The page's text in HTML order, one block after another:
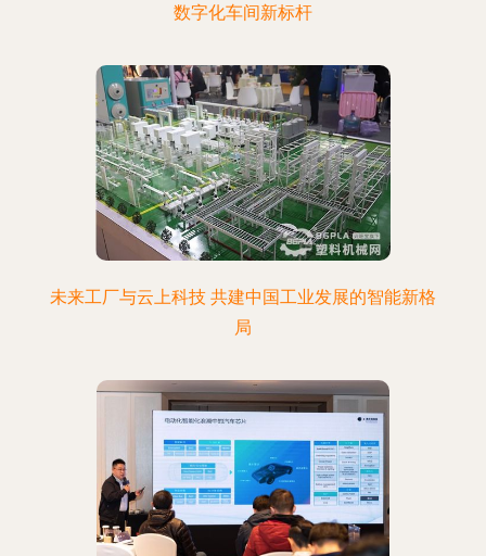
数字化车间新标杆
未来工厂与云上科技 共建中国工业发展的智能新格
局